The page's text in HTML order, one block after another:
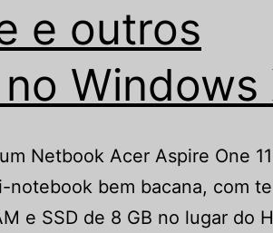
e outros
Windows
Netbook Acer Aspire One
notebook bem bacana, com
e SSD de 8 GB no lugar do